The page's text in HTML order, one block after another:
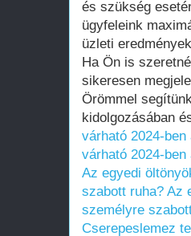
és szükség
ügyfeleink
üzleti
Ha Ön is
sikeresen
Örömmel
kidolgozásában
várható 2024-
várható 2024-
Az egyedi
szabott ruha? Az
személyre
Cserepeslemez